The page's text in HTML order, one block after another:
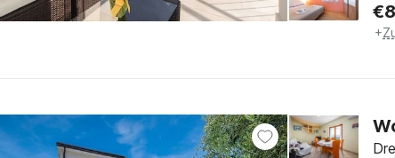
€
+